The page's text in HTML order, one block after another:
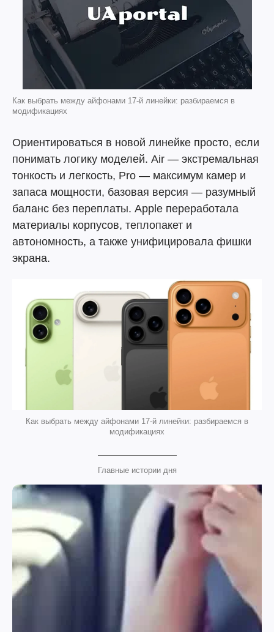
Как выбрать между айфонами 17-й линейки: разбираемся в
модификациях
Ориентироваться в новой линейке просто, если
понимать логику моделей. Air — экстремальная
тонкость и легкость, Pro — максимум камер и
запаса мощности, базовая версия — разумный
баланс без переплаты. Apple переработала
материалы корпусов, теплопакет и
автономность, а также унифицировала фишки
экрана.
Как выбрать между айфонами 17-й линейки: разбираемся в
модификациях
Главные истории дня